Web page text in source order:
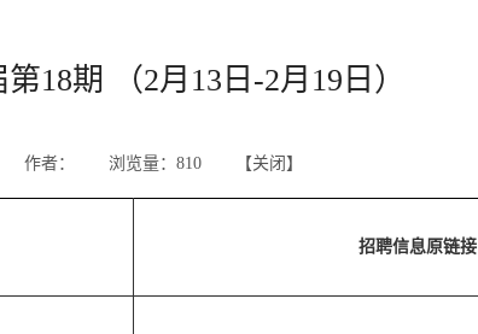
18期 （2月13日-2月19日）
作者： 浏览量： 810 【关闭 】
招聘信息原链接